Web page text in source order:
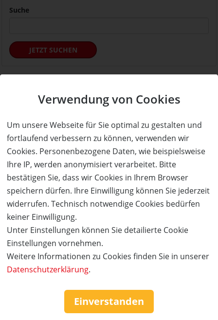
Verwendung von Cookies
Um unsere Webseite für Sie optimal zu gestalten und
fortlaufend verbessern zu können, verwenden wir
Cookies. Personenbezogene Daten, wie beispielsweise
Ihre IP, werden anonymisiert verarbeitet. Bitte
bestätigen Sie, dass wir Cookies in Ihrem Browser
speichern dürfen. Ihre Einwilligung können Sie jederzeit
widerrufen. Technisch notwendige Cookies bedürfen
keiner Einwilligung.
Unter Einstellungen können Sie detailierte Cookie
Einstellungen vornehmen.
Weitere Informationen zu Cookies finden Sie in unserer
Datenschutzerklärung.
Einverstanden
Suche
JETZT SUCHEN
Mo. - Fr. 09:00-16:00
»info@coupon-future.de
» FAQs